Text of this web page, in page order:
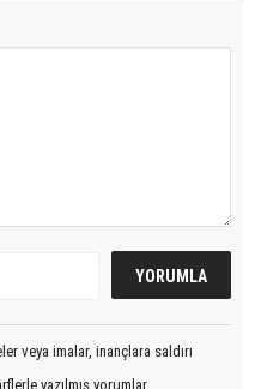
veya imalar, inançlara saldırı
yazılmış yorumlar